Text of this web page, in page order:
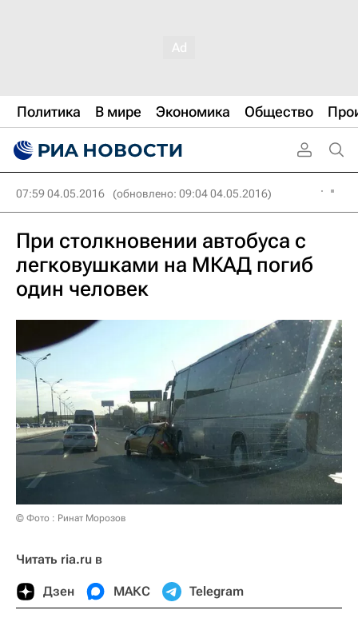
Политика В мире Экономика Общество
07:59 04.05.2016 (обновлено: 09:04 04.05.2016)
При столкновении автобуса с
легковушками на МКАД погиб
один человек
© Фото : Ринат Морозов
Читать ria.ru в
Дзен МАКС Telegram